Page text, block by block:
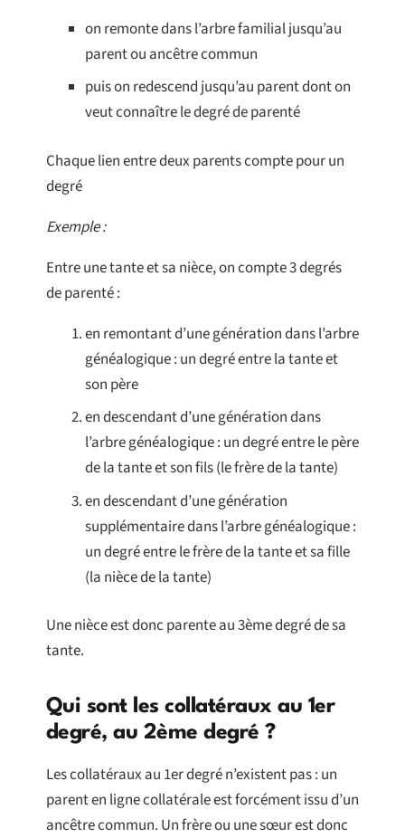
on remonte dans l’arbre familial jusqu’au
parent ou ancêtre commun
puis on redescend jusqu’au parent dont on
veut connaître le degré de parenté
Chaque lien entre deux parents compte pour un
degré
Exemple :
Entre une tante et sa nièce, on compte 3 degrés
de parenté :
en remontant d’une génération dans l’arbre
généalogique : un degré entre la tante et
son père
en descendant d’une génération dans
l’arbre généalogique : un degré entre le père
de la tante et son fils (le frère de la tante)
en descendant d’une génération
supplémentaire dans l’arbre généalogique :
un degré entre le frère de la tante et sa fille
(la nièce de la tante)
Une nièce est donc parente au 3ème degré de sa
tante.
Qui sont les collatéraux au 1er
degré, au 2ème degré ?
Les collatéraux au 1er degré n’existent pas : un
parent en ligne collatérale est forcément issu d’un
ancêtre commun. Un frère ou une sœur est donc